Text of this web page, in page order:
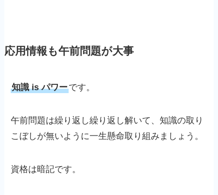
応用情報も午前問題が大事
知識 is パワーです。
午前問題は繰り返し繰り返し解いて、知識の取り
こぼしが無いように一生懸命取り組みましょう。
資格は暗記です。